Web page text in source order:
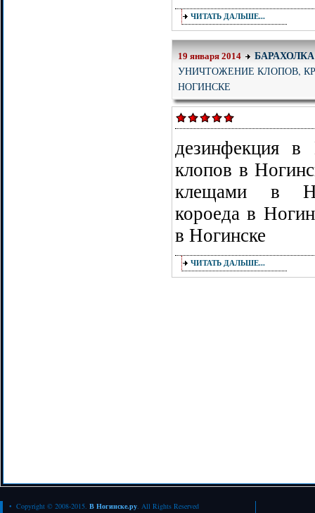
ЧИТАТЬ ДАЛЬШЕ...
19 января 2014 БАРАХОЛКА
УНИЧТОЖЕНИЕ КЛОПОВ,
НОГИНСКЕ
дезинфекция в
клопов в
клещами в
короеда в
в Ногинске
ЧИТАТЬ ДАЛЬШЕ...
• Copyright © 2008-2015. В Ногинске.ру. All Rights Reserved